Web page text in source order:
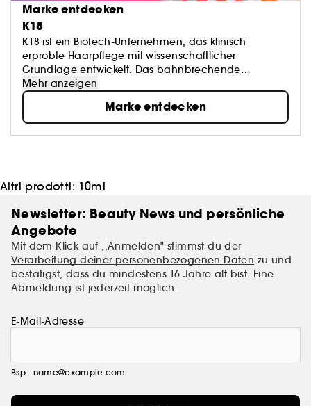
Marke entdecken
K18
K18 ist ein Biotech-Unternehmen, das klinisch
erprobte Haarpflege mit wissenschaftlicher
Grundlage entwickelt. Das bahnbrechende
K18PEPTIDE™ macht Haarschäden durch Bleichen
und Färben, chemische Behandlungen und Hitze in
4 Minuten ungeschehen. Im Salon geborene
Stylisten und Haartechniker aller Haartypen können
ihrer Kreativität freien Lauf lassen, ohne sich um
Mehr anzeigen
Marke entdecken
Altri prodotti: 10ml
Newsletter: Beauty News und persönliche
Angebote
Mit dem Klick auf ,,Anmelden" stimmst du der
Verarbeitung deiner personenbezogenen Daten zu und
bestätigst, dass du mindestens 16 Jahre alt bist. Eine
Abmeldung ist jederzeit möglich.
E-Mail-Adresse
Bsp.: name@example.com